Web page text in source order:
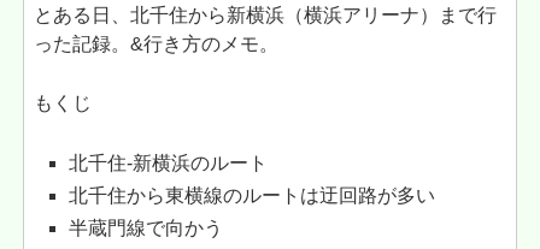
とある日、北千住から新横浜（横浜アリーナ）まで行
った記録。&行き方のメモ。
もくじ
北千住-新横浜のルート
北千住から東横線のルートは迂回路が多い
半蔵門線で向かう